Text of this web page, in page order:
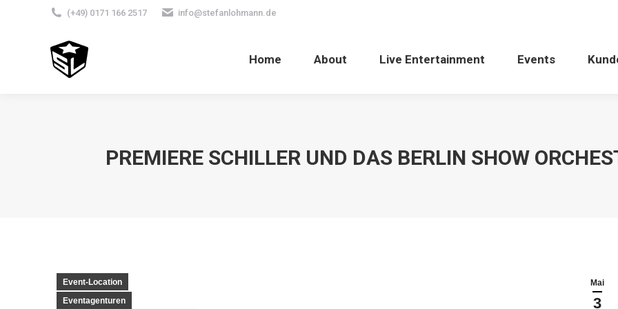
(+49) 0171 166 2517 info@stefanlohmann.de
Home About Live Entertainment Events
PREMIERE SCHILLER UND DAS BERLIN SHOW
Mai
3
Event-Location
Eventagenturen